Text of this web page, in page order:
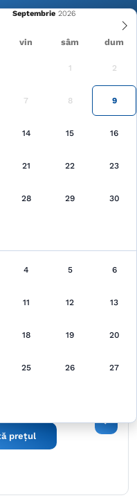
Cele mai recente
de cazare
Arată pe hartă
prețul
Septembrie
vin sâm dum
1 2
7 8 9
14 15 16
21 22 23
28 29 30
4 5 6
11 12 13
18 19 20
25 26 27